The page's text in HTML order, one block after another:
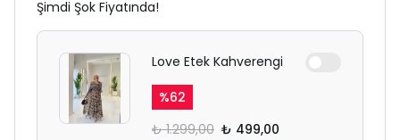
Şimdi Şok Fiyatında!
Love Etek Kahverengi
%62
₺ 1.299,00 ₺ 499,00